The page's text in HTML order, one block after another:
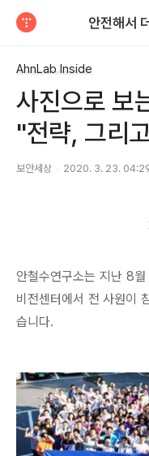
안전해서
AhnLab Inside
사진으로 보
"전략, 그리
보안세상 2020. 3. 23.
안철수연구소는 지난 8
비전센터에서 전 사원이
습니다.